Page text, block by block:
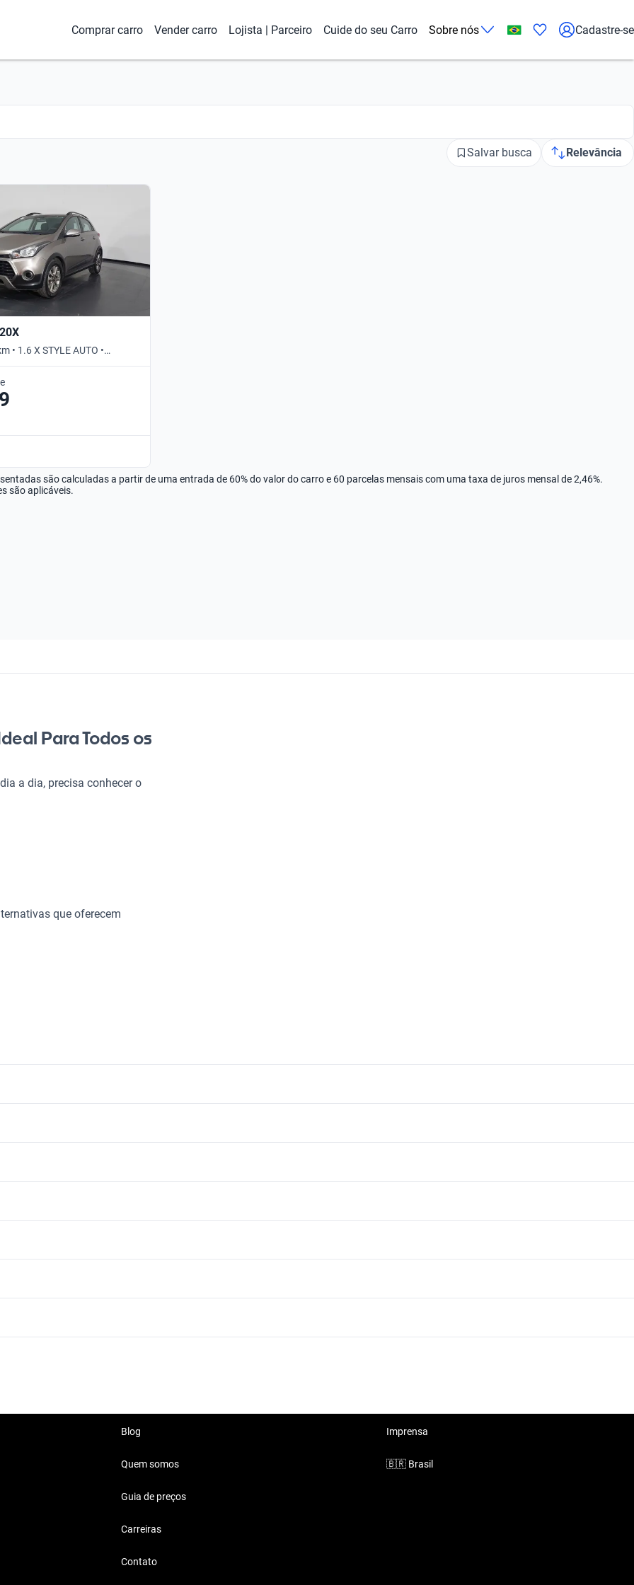
Comprar carro Vender carro Lojista | Parceiro Cuide do seu Carro Sobre nós Cadastre-se
Salvar busca Relevância
• 1.6 X STYLE AUTO •
são calculadas a partir de uma entrada de 60% do valor do carro e 60 parcelas mensais com uma taxa de juros mensal de 2,46%.
são aplicáveis.
Para Todos os
a dia, precisa conhecer o
eficiente, ele é perfeito para
na estrada!
de cada viagem uma
dia a dia corrido ou nas
que oferecem
um carro completo.
para sua jornada.
Blog
Quem somos
Guia de preços
Carreiras
Contato
Imprensa
🇧🇷 Brasil